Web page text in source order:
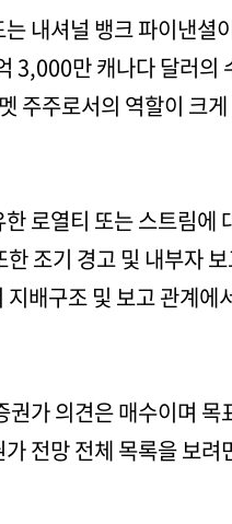
내셔널 뱅크 파이낸셜
3,000만 캐나다 달러의
주주로서의 역할이 크
로열티 또는 스트림
조기 경고 및 내부자
배구조 및 보고 관계에
권가 의견은 매수이며
전망 전체 목록을 보려